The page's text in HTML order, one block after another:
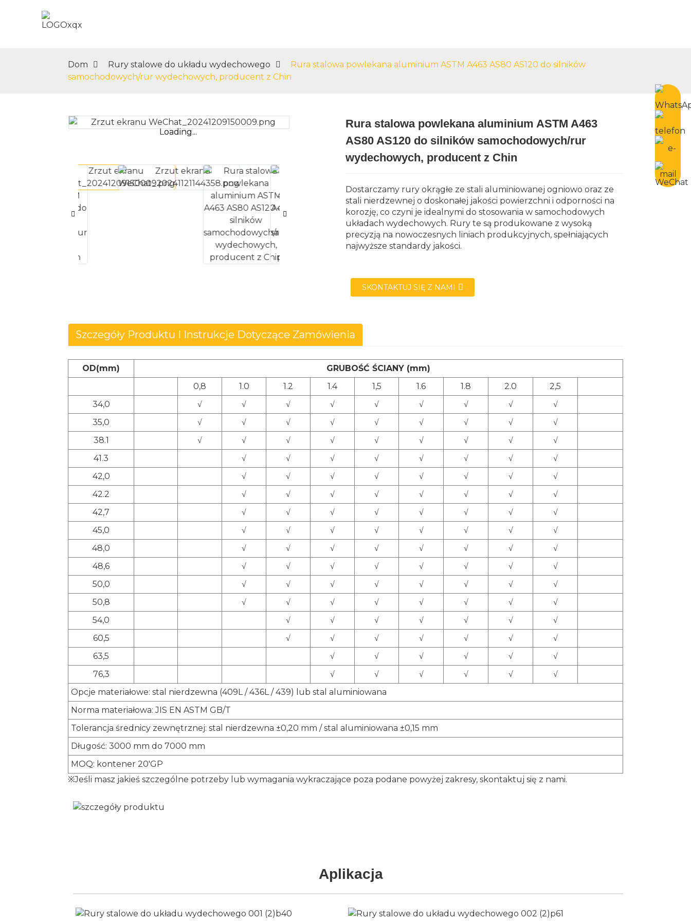
Dom Rury stalowe do układu wydechowego
Rura stalowa powlekana aluminium ASTM A463 AS80 AS120 do silników
samochodowych/rur wydechowych, producent z Chin
Loading...
Loading... Loading...
Loading...
Rura stalowa powlekana aluminium ASTM A463
AS80 AS120 do silników samochodowych/rur
wydechowych, producent z Chin
Dostarczamy rury okrągłe ze stali aluminiowanej ogniowo oraz ze
stali nierdzewnej o doskonałej jakości powierzchni i odporności na
korozję, co czyni je idealnymi do stosowania w samochodowych
układach wydechowych. Rury te są produkowane z wysoką
precyzją na nowoczesnych liniach produkcyjnych, spełniających
najwyższe standardy jakości.
SKONTAKTUJ SIĘ Z NAMI
Szczegóły Produktu I Instrukcje Dotyczące Zamówienia
OD(mm)
GRUBOŚĆ ŚCIANY (mm)
0,8
1.0 1.2 1.4 1,5 1.6 1.8 2.0
2,5
34,0
√ √ √ √ √ √ √ √
√
35,0
√ √ √ √ √ √ √ √
√
38.1
√ √ √ √ √ √ √ √
√
41.3
√ √ √ √ √ √ √
√
42,0
√ √ √ √ √ √ √
√
42.2
√ √ √ √ √ √ √
√
42,7
√ √ √ √ √ √ √
√
45,0
√ √ √ √ √ √ √
√
48,0
√ √ √ √ √ √ √
√
48,6
√ √ √ √ √ √ √
√
50,0
√ √ √ √ √ √ √
√
50,8
√ √ √ √ √ √ √
√
54,0
√ √ √ √ √ √
√
60,5
√ √ √ √ √ √
√
63,5
√ √ √ √ √
√
76,3
√ √ √ √ √
√
Opcje materiałowe: stal nierdzewna (409L / 436L / 439) lub stal aluminiowana
Norma materiałowa: JIS EN ASTM GB/T
Tolerancja średnicy zewnętrznej: stal nierdzewna ±0,20 mm / stal aluminiowana ±0,15 mm
Długość: 3000 mm do 7000 mm
MOQ: kontener 20'GP
※Jeśli masz jakieś szczególne potrzeby lub wymagania wykraczające poza podane powyżej zakresy, skontaktuj się z nami.
Aplikacja